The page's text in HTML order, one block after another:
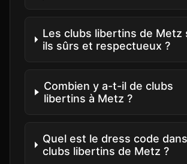
Les clubs libertins de Metz
ils sûrs et respectueux ?
Combien y a-t-il de clubs
libertins à Metz ?
Quel est le dress code
clubs libertins de Metz ?